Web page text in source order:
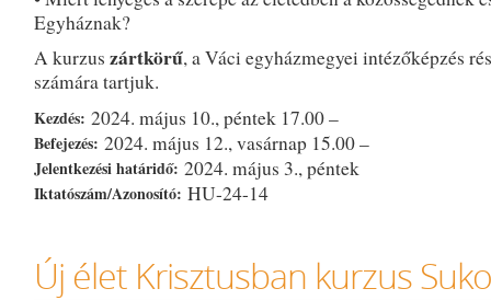
Egyháznak?
A kurzus zártkörű, a Váci egyházmegyei intézőképzés
számára tartjuk.
Kezdés: 2024. május 10., péntek 17.00 –
Befejezés: 2024. május 12., vasárnap 15.00 –
Jelentkezési határidő: 2024. május 3., péntek
Iktatószám/Azonosító: HU-24-14
Új élet Krisztusban kurzus